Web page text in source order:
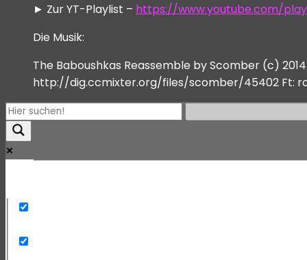
► Zur YT-Playlist – https://www.youtube.com/
Die Musik:
The Baboushkas Reassemble by Scomber (c)
http://dig.ccmixter.org/files/scomber/45402 Ft: